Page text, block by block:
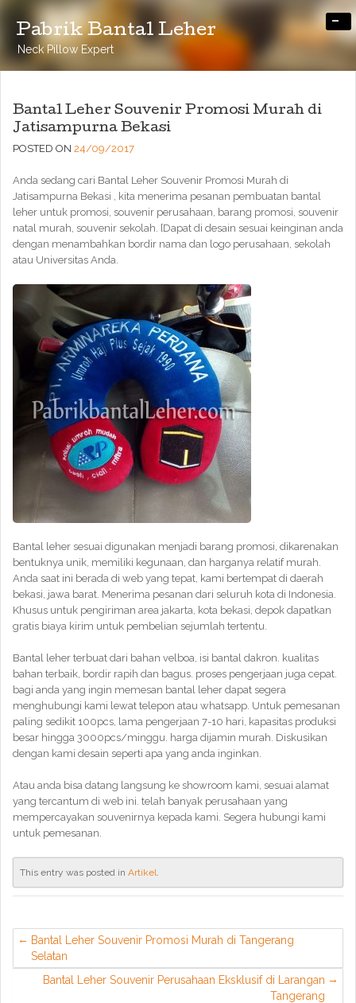
Pabrik Bantal Leher
Neck Pillow Expert
-
Bantal Leher Souvenir Promosi Murah di
Jatisampurna Bekasi
POSTED ON 24/09/2017
Anda sedang cari Bantal Leher Souvenir Promosi Murah di
Jatisampurna Bekasi , kita menerima pesanan pembuatan bantal
leher untuk promosi, souvenir perusahaan, barang promosi, souvenir
natal murah, souvenir sekolah. [Dapat di desain sesuai keinginan anda
dengan menambahkan bordir nama dan logo perusahaan, sekolah
atau Universitas Anda.
Bantal leher sesuai digunakan menjadi barang promosi, dikarenakan
bentuknya unik, memiliki kegunaan, dan harganya relatif murah.
Anda saat ini berada di web yang tepat, kami bertempat di daerah
bekasi, jawa barat. Menerima pesanan dari seluruh kota di Indonesia.
Khusus untuk pengiriman area jakarta, kota bekasi, depok dapatkan
gratis biaya kirim untuk pembelian sejumlah tertentu.
Bantal leher terbuat dari bahan velboa, isi bantal dakron. kualitas
bahan terbaik, bordir rapih dan bagus. proses pengerjaan juga cepat.
bagi anda yang ingin memesan bantal leher dapat segera
menghubungi kami lewat telepon atau whatsapp. Untuk pemesanan
paling sedikit 100pcs, lama pengerjaan 7-10 hari, kapasitas produksi
besar hingga 3000pcs/minggu. harga dijamin murah. Diskusikan
dengan kami desain seperti apa yang anda inginkan.
Atau anda bisa datang langsung ke showroom kami, sesuai alamat
yang tercantum di web ini. telah banyak perusahaan yang
mempercayakan souvenirnya kepada kami. Segera hubungi kami
untuk pemesanan.
This entry was posted in Artikel.
Bantal Leher Souvenir Promosi Murah di Tangerang
Selatan
Bantal Leher Souvenir Perusahaan Eksklusif di Larangan
Tangerang